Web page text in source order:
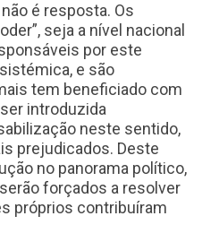
é resposta. Os
seja a nível nacional
por este
e são
tem beneficiado com
introduzida
neste sentido,
prejudicados. Deste
no panorama político,
forçados a resolver
próprios contribuíram